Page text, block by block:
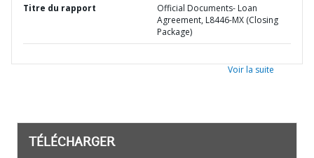
Titre du rapport
Official Documents- Loan
Agreement, L8446-MX (Closing
Package)
Voir la suite
TÉLÉCHARGER